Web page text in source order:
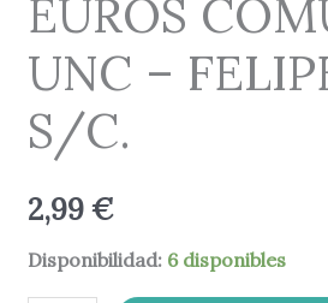
EUROS
UNC –
S/C.
2,99€
Disponibilidad: 6 disponibles
FELIPE
S/C.